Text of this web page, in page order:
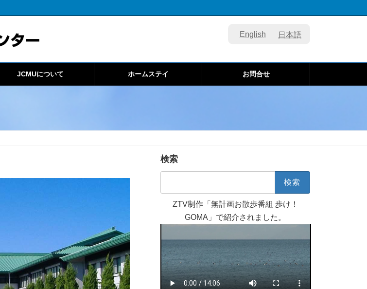
English 日本語
JCMUについて ホームステイ お問合せ
検索
ZTV制作「無計画お散歩番組 歩け！
GOMA」 で紹介されました。